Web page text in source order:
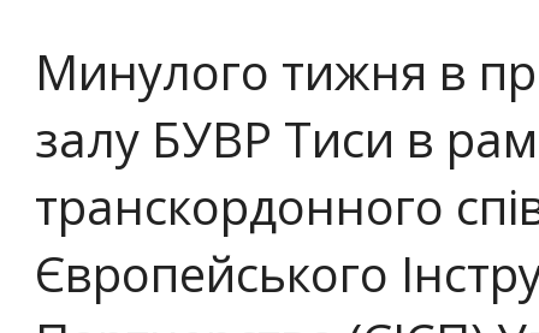
Минулого тижня в
залу БУВР Тиси в
транскордонного
Європейського